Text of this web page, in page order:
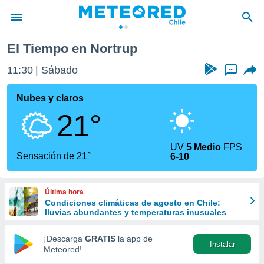
de
por
que se
calidad.
a este
las
y
forma
digital
basada
El Tiempo en Nortrup
11:30 Sábado ...
Nubes y claros
21°
Sensación de 21°
UV5 Medio FPS
6-10
Última hora
Condiciones climáticas de agosto en Chile:
lluvias abundantes y temperaturas inusuales
¡Descarga GRATIS la app de
Meteored!
Instalar